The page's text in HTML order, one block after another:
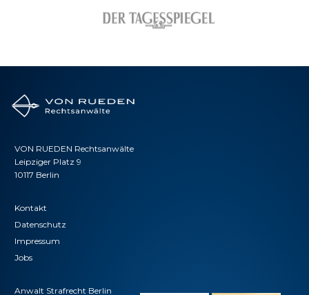
VON RUEDEN Rechtsanwälte
Leipziger Platz 9
10117 Berlin
Kontakt
Datenschutz
Impressum
Jobs
Anwalt Strafrecht Berlin